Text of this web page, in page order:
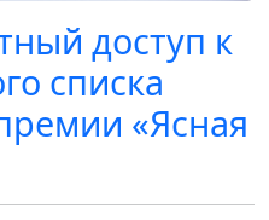
доступ к
списка
«Ясная